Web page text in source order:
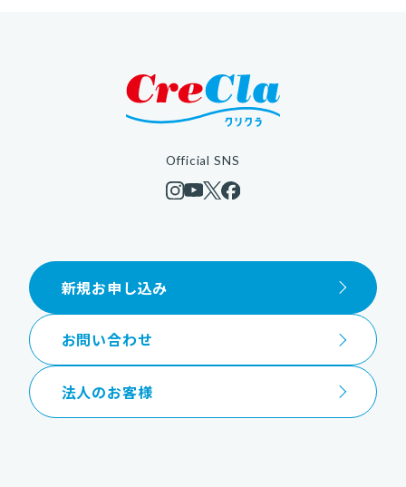
Official SNS
新規お申し込み
お問い合わせ
法人のお客様